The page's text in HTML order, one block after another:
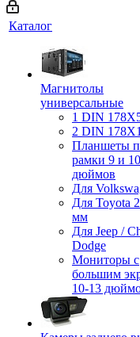
Каталог
Магнитолы
универсальные
1 DIN
2 DIN
Планшеты
рамки 9 и 10
дюймов
Для
Для Toyota
мм
Для Jeep /
Dodge
Мониторы с
большим
10-13